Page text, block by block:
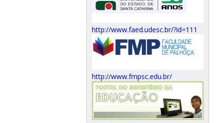
http://www.faed.udesc.br/?id=111
http://www.fmpsc.edu.br/